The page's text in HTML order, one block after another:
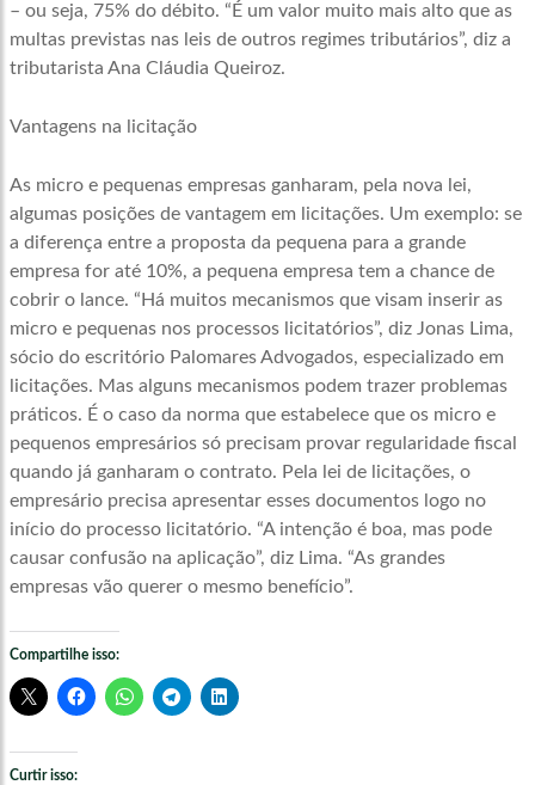
– ou seja, 75% do débito. “É um valor muito mais alto que as
multas previstas nas leis de outros regimes tributários”, diz a
tributarista Ana Cláudia Queiroz.
Vantagens na licitação
As micro e pequenas empresas ganharam, pela nova lei,
algumas posições de vantagem em licitações. Um exemplo: se
a diferença entre a proposta da pequena para a grande
empresa for até 10%, a pequena empresa tem a chance de
cobrir o lance. “Há muitos mecanismos que visam inserir as
micro e pequenas nos processos licitatórios”, diz Jonas Lima,
sócio do escritório Palomares Advogados, especializado em
licitações. Mas alguns mecanismos podem trazer problemas
práticos. É o caso da norma que estabelece que os micro e
pequenos empresários só precisam provar regularidade fiscal
quando já ganharam o contrato. Pela lei de licitações, o
empresário precisa apresentar esses documentos logo no
início do processo licitatório. “A intenção é boa, mas pode
causar confusão na aplicação”, diz Lima. “As grandes
empresas vão querer o mesmo benefício”.
Compartilhe isso:
Curtir isso: